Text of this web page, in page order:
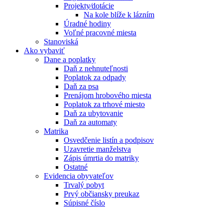
Projekty⁄dotácie
Na kole blíže k lázním
Úradné hodiny
Voľné pracovné miesta
Stanoviská
Ako vybaviť
Dane a poplatky
Daň z nehnuteľnosti
Poplatok za odpady
Daň za psa
Prenájom hrobového miesta
Poplatok za trhové miesto
Daň za ubytovanie
Daň za automaty
Matrika
Osvedčenie listín a podpisov
Uzavretie manželstva
Zápis úmrtia do matriky
Ostatné
Evidencia obyvateľov
Trvalý pobyt
Prvý občiansky preukaz
Súpisné číslo